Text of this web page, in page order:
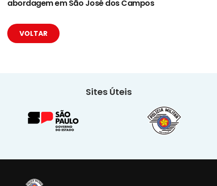
abordagem em São José dos Campos
VOLTAR
Sites Úteis